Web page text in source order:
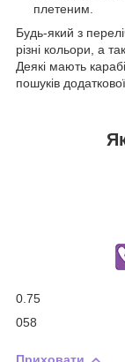
плетеним.
Будь-який з
різні кольори, а
Деякі мають
пошуків
0.75
058